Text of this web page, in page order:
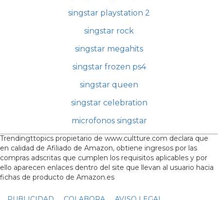
singstar playstation 2
singstar rock
singstar megahits
singstar frozen ps4
singstar queen
singstar celebration
microfonos singstar
Trendingttopics propietario de www.cultture.com declara que
en calidad de Afiliado de Amazon, obtiene ingresos por las
compras adscritas que cumplen los requisitos aplicables y por
ello aparecen enlaces dentro del site que llevan al usuario hacia
fichas de producto de Amazon.es